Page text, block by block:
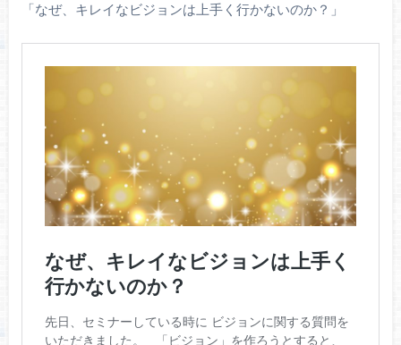
「なぜ、キレイなビジョンは上手く行かないのか？」